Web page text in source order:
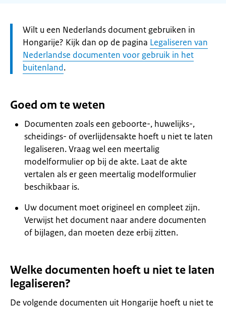
Let
op:
Wilt u een Nederlands document gebruiken in
Hongarije? Kijk dan op de pagina Legaliseren van
Nederlandse documenten voor gebruik in het
buitenland.
Goed om te weten
Documenten zoals een geboorte-, huwelijks-,
scheidings- of overlijdensakte hoeft u niet te laten
legaliseren. Vraag wel een meertalig
modelformulier op bij de akte. Laat de akte
vertalen als er geen meertalig modelformulier
beschikbaar is.
Uw document moet origineel en compleet zijn.
Verwijst het document naar andere documenten
of bijlagen, dan moeten deze erbij zitten.
Welke documenten hoeft u niet te laten
legaliseren?
De volgende documenten uit Hongarije hoeft u niet te